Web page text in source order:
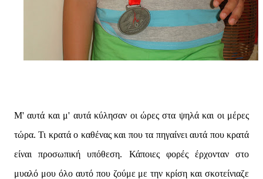
Μ' αυτά και μ' αυτά κύλησαν οι ώρες στα ψηλά και οι μέρες
τώρα. Τι κρατά ο καθένας και που τα πηγαίνει αυτά που κρατά
είναι προσωπική υπόθεση. Κάποιες φορές έρχονταν στο
μυαλό μου όλο αυτό που ζούμε με την κρίση και σκοτείνιαζε